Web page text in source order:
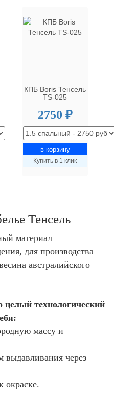
КПБ Boris Тенсель
TS-025
2750 ₽
Купить в 1 клик
Тенсель
материал
для производства
австралийского
целый технологический
массу и
через
окраске.